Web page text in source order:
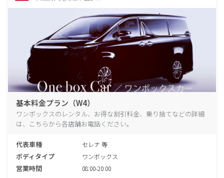
基本料金プラン（W4）
ワンボックスのレンタル、お得な割引料金、乗り捨てなどの詳細
は、こちらから各店舗お電話ください。
代表車種 セレナ 等
ボディタイプ ワンボックス
営業時間 08:00-20:00